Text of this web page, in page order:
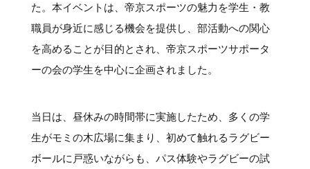
た。本イベントは、帝京スポーツの魅力を学生・教
職員が身近に感じる機会を提供し、部活動への関心
を高めることが目的とされ、帝京スポーツサポータ
ーの会の学生を中心に企画されました。
当日は、昼休みの時間帯に実施したため、多くの学
生がモミの木広場に集まり、初めて触れるラグビー
ボールに戸惑いながらも、パス体験やラグビーの試